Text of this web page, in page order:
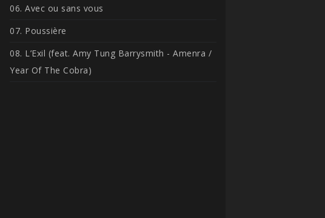
06. Avec ou sans vous
07. Poussière
08. L’Exil (feat. Amy Tung Barrysmith - Amenra /
Year Of The Cobra)